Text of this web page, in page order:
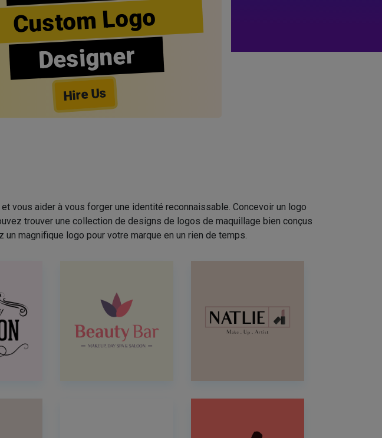
Custom Logo
Designer
Hire Us
vous aider à vous forger une identité reconnaissable. Concevoir un logo
trouver une collection de designs de logos de maquillage bien conçus
magnifique logo pour votre marque en un rien de temps.